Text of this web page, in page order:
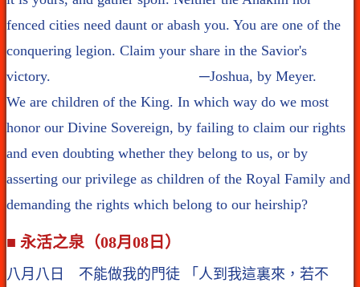
fenced cities need daunt or abash you. You are one of the
conquering legion. Claim your share in the Savior's
victory. ─Joshua, by Meyer.
We are children of the King. In which way do we most
honor our Divine Sovereign, by failing to claim our rights
and even doubting whether they belong to us, or by
asserting our privilege as children of the Royal Family and
demanding the rights which belong to our heirship?
■ 永活之泉（08月08日）
八月八日 不能做我的門徒 「人到我這裏來，若不